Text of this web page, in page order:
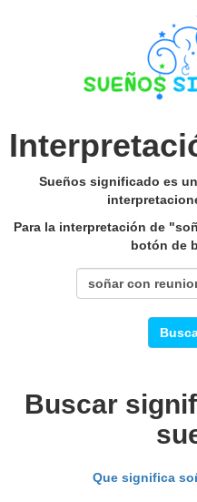
Sueños significado es
Para la interpretación de
botón de
Buscar
Que significa